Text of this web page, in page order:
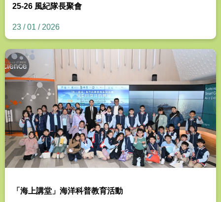
25-26 風紀隊長聚會
23 / 01 / 2026
「海上講堂」海洋科普教育活動